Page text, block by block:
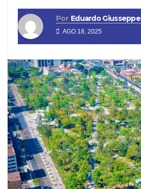
Por Eduardo Giusseppe
AGO 18, 2025